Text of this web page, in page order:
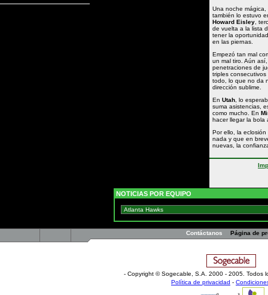
Una noche
también lo estuvo
Howard Eisley ,
de vuelta a la lista
tener la
en las piernas.
Empezó tan mal
un mal tiro. Aún
penetraciones de
triples
todo, lo que no da
dirección sublime.
En Utah , lo
suma asistencias,
como mucho. En
hacer llegar la bola
Por ello, la
nada y que en
nuevas, la
NOTICIAS POR EQUIPO
Contáctanos Página de
- Copyright © Sogecable, S.A. 2000 - 2005. Todos
Política de privacidad -